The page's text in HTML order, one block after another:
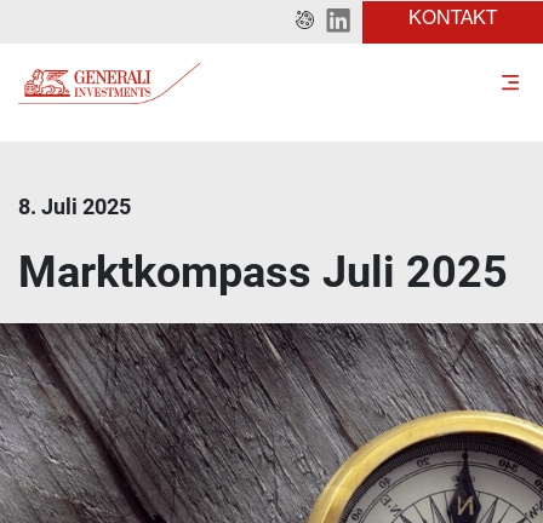
KONTAKT
8. Juli 2025
Marktkompass Juli 2025